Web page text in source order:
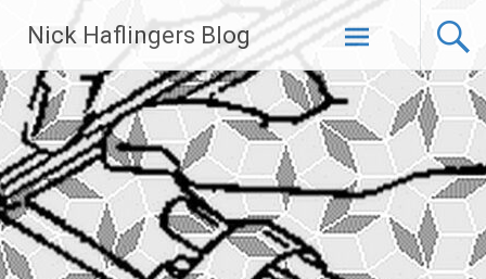
Inhalt
springen
Nick Haflingers Blog